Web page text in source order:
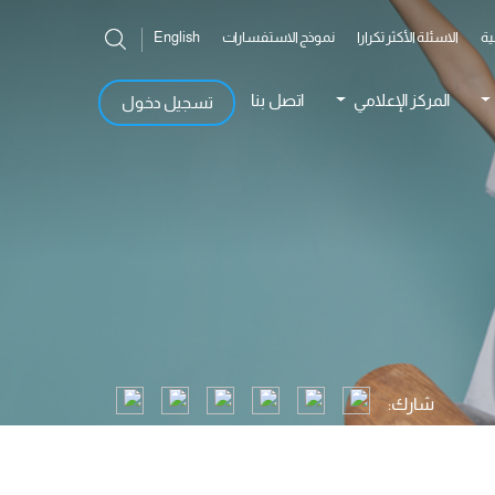
الاسئلة الأكثر تكرارا نموذج الاستفسارات English
المركز الإعلامي اتصل بنا تسجيل دخول
شارك: